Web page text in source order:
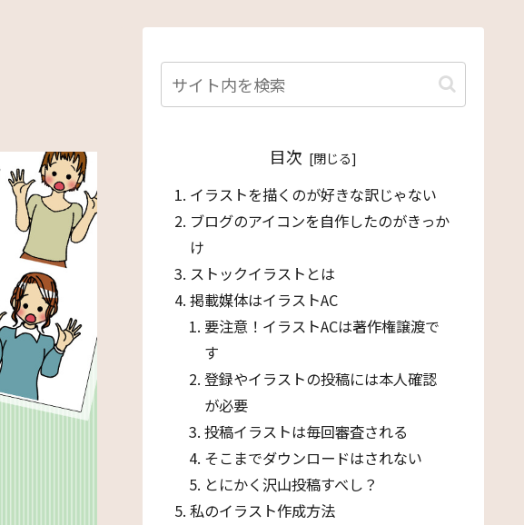
目次
イラストを描くのが好きな訳じゃない
ブログのアイコンを自作したのがきっか
け
ストックイラストとは
掲載媒体はイラストAC
要注意！イラストACは著作権譲渡で
す
登録やイラストの投稿には本人確認
が必要
投稿イラストは毎回審査される
そこまでダウンロードはされない
とにかく沢山投稿すべし？
私のイラスト作成方法